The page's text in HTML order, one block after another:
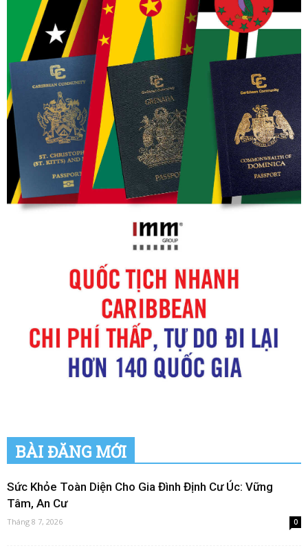
BÀI ĐĂNG MỚI
Sức Khỏe Toàn Diện Cho Gia Đình Định Cư Úc: Vững
Tâm, An Cư
Tháng 8 7, 2026 0